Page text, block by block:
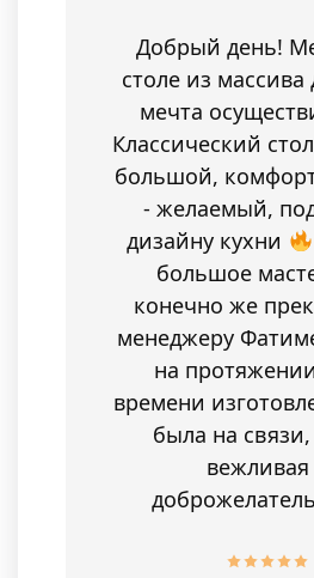
Добрый день!
столе из
мечта
Классический
большой,
- желаемый,
дизайну кухни
большое
конечно же
менеджеру
на
времени
была на связи,
вежливая